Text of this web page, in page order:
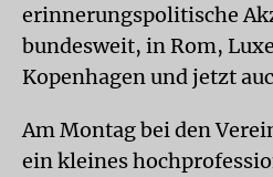
erinnerungspolitische
bundesweit, in Rom,
Kopenhagen und jetzt
Am Montag bei den
ein kleines